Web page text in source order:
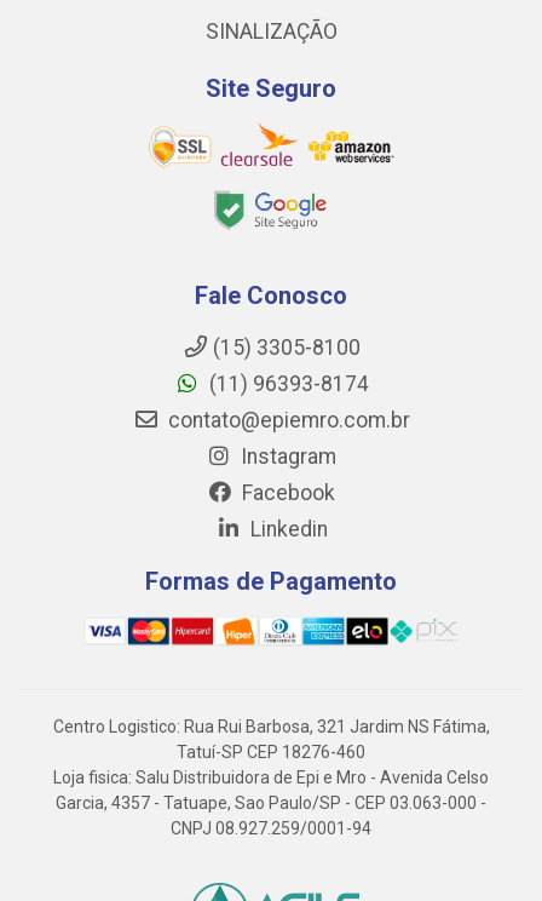
SINALIZAÇÃO
Site Seguro
Fale Conosco
(15) 3305-8100
(11) 96393-8174
contato@epiemro.com.br
Instagram
Facebook
Linkedin
Formas de Pagamento
Centro Logistico: Rua Rui Barbosa, 321 Jardim NS Fátima,
Tatuí-SP CEP 18276-460
Loja fisica: Salu Distribuidora de Epi e Mro - Avenida Celso
Garcia, 4357 - Tatuape, Sao Paulo/SP - CEP 03.063-000 -
CNPJ 08.927.259/0001-94